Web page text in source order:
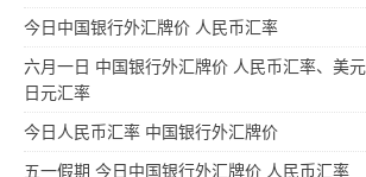
今日中国银行外汇牌价 人民币汇率
六月一日 中国银行外汇牌价 人民币汇率、美元
日元汇率
今日人民币汇率 中国银行外汇牌价
五一假期 今日中国银行外汇牌价 人民币汇率